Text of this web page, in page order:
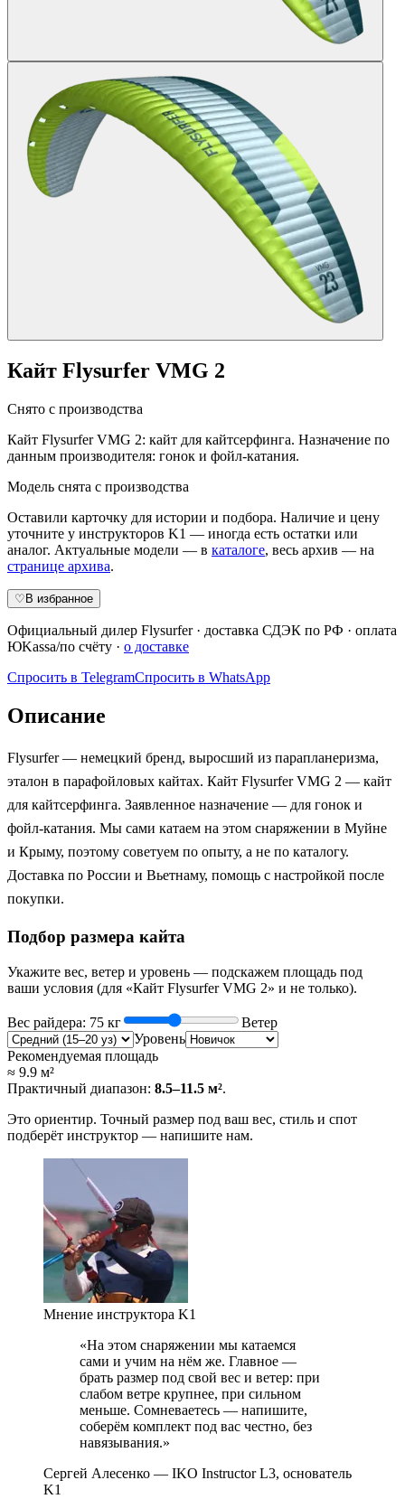
Кайт Flysurfer VMG 2
Снято с производства
Кайт Flysurfer VMG 2: кайт для кайтсерфинга. Назначение по
данным производителя: гонок и фойл-катания.
Модель снята с производства
Оставили карточку для истории и подбора. Наличие и цену
уточните у инструкторов K1 — иногда есть остатки или
аналог. Актуальные модели — в каталоге, весь архив — на
странице архива.
♡ В избранное
Официальный дилер Flysurfer· доставка СДЭК по РФ · оплата
ЮKassa/по счёту · о доставке
Спросить в TelegramСпросить в WhatsApp
Описание
Flysurfer — немецкий бренд, выросший из парапланеризма,
эталон в парафойловых кайтах. Кайт Flysurfer VMG 2 — кайт
для кайтсерфинга. Заявленное назначение — для гонок и
фойл-катания. Мы сами катаем на этом снаряжении в Муйне
и Крыму, поэтому советуем по опыту, а не по каталогу.
Доставка по России и Вьетнаму, помощь с настройкой после
покупки.
Подбор размера кайта
Укажите вес, ветер и уровень — подскажем площадь под
ваши условия (для «Кайт Flysurfer VMG 2» и не только).
Вес райдера: 75 кг
Ветер
Уровень
Рекомендуемая площадь
≈ 9.9 м²
Практичный диапазон: 8.5–11.5 м².
Это ориентир. Точный размер под ваш вес, стиль и спот
подберёт инструктор — напишите нам.
Мнение инструктора K1
«На этом снаряжении мы катаемся
сами и учим на нём же. Главное —
брать размер под свой вес и ветер: при
слабом ветре крупнее, при сильном
меньше. Сомневаетесь — напишите,
соберём комплект под вас честно, без
навязывания.»
Сергей Алесенко — IKO Instructor L3, основатель
K1